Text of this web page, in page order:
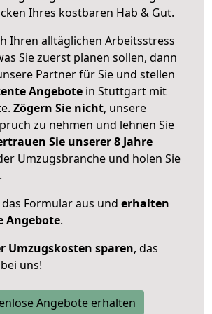
Ihres kostbaren Hab & Gut.
Ihren alltäglichen Arbeitsstress
Sie zuerst planen sollen, dann
Partner für Sie und stellen
Angebote in Stuttgart mit
Zögern Sie nicht, unsere
zu nehmen und lehnen Sie
Sie unserer 8 Jahre
Umzugsbranche und holen Sie
Formular aus und erhalten
Angebote.
Umzugskosten sparen, das
uns!
Angebote erhalten